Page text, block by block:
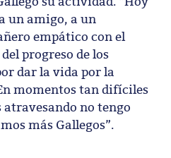
un amigo, a un
empático con el
progreso de los
dar la vida por la
momentos tan difíciles
atravesando no tengo
más Gallegos”.